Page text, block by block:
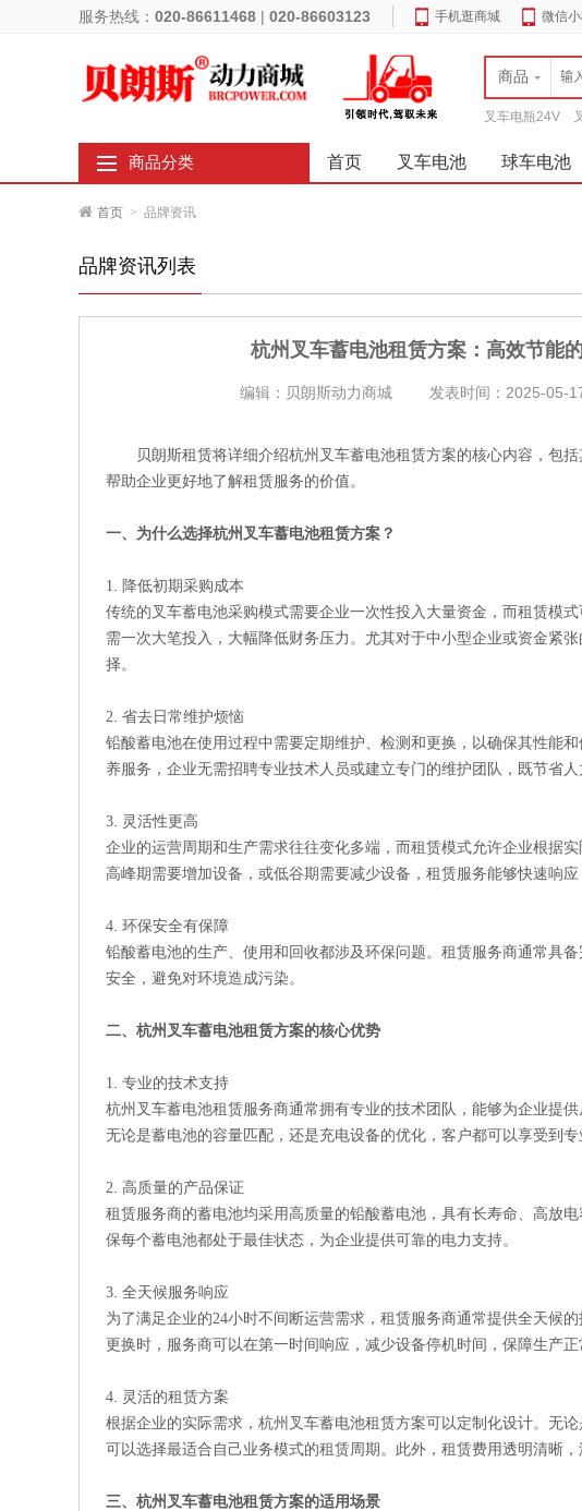
服务热线： 020-86611468 | 020-86603123 手机逛商城 微信
商品
叉车电瓶24V
商品分类 首页 叉车电池 球车电池
首页 > 品牌资讯
品牌资讯列表
杭州叉车蓄电池租赁方案：高效节能
编辑：贝朗斯动力商城 发表时间：2025-05-
贝朗斯租赁将详细介绍杭州叉车蓄电池租赁方案的核心内容，包
帮助企业更好地了解租赁服务的价值。
一、为什么选择杭州叉车蓄电池租赁方案？
1. 降低初期采购成本
传统的叉车蓄电池采购模式需要企业一次性投入大量资金，而租赁模
需一次大笔投入，大幅降低财务压力。尤其对于中小型企业或资金紧
择。
2. 省去日常维护烦恼
铅酸蓄电池在使用过程中需要定期维护、检测和更换，以确保其性能
养服务，企业无需招聘专业技术人员或建立专门的维护团队，既节省
3. 灵活性更高
企业的运营周期和生产需求往往变化多端，而租赁模式允许企业根据
高峰期需要增加设备，或低谷期需要减少设备，租赁服务能够快速响应
4. 环保安全有保障
铅酸蓄电池的生产、使用和回收都涉及环保问题。租赁服务商通常具
安全，避免对环境造成污染。
二、杭州叉车蓄电池租赁方案的核心优势
1. 专业的技术支持
杭州叉车蓄电池租赁服务商通常拥有专业的技术团队，能够为企业提
无论是蓄电池的容量匹配，还是充电设备的优化，客户都可以享受到专
2. 高质量的产品保证
租赁服务商的蓄电池均采用高质量的铅酸蓄电池，具有长寿命、高放
保每个蓄电池都处于最佳状态，为企业提供可靠的电力支持。
3. 全天候服务响应
为了满足企业的24小时不间断运营需求，租赁服务商通常提供全天候
更换时，服务商可以在第一时间响应，减少设备停机时间，保障生产正
4. 灵活的租赁方案
根据企业的实际需求，杭州叉车蓄电池租赁方案可以定制化设计。无
可以选择最适合自己业务模式的租赁周期。此外，租赁费用透明清晰
三、杭州叉车蓄电池租赁方案的适用场景